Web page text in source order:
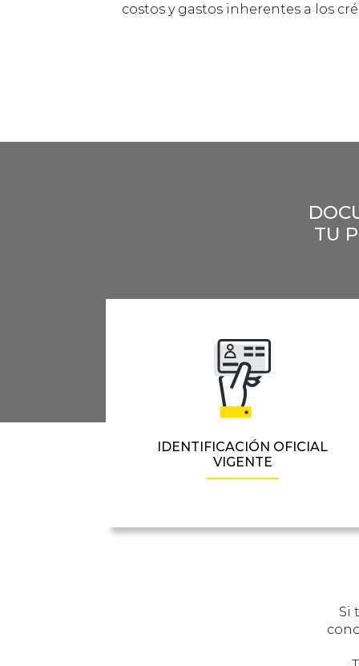
costos y gastos inherentes a los
TU
IDENTIFICACIÓN OFICIAL
VIGENTE
Si